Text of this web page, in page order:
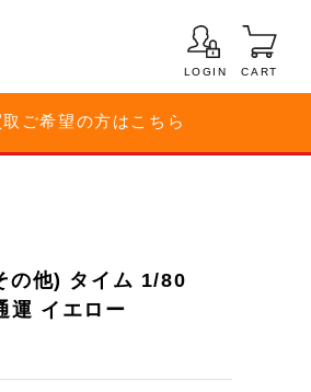
LOGIN CART
ご希望の方はこちら
の他) タイム 1/80
運 イエロー